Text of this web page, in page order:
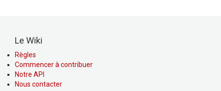
Le Wiki
Règles
Commencer à contribuer
Notre API
Nous contacter